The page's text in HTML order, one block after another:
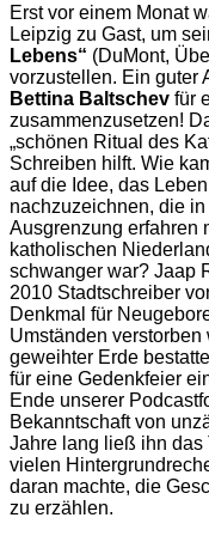
Erst vor einem Monat
Leipzig zu Gast, um
Lebens“ (DuMont,
vorzustellen. Ein guter
Bettina Baltschev für
zusammenzusetzen!
„schönen Ritual des
Schreiben hilft. Wie
auf die Idee, das
nachzuzeichnen, die
Ausgrenzung erfahren
katholischen
schwanger war? Jaap
2010 Stadtschreiber
Denkmal für
Umständen
geweihter Erde
für eine Gedenkfeier
Ende unserer
Bekanntschaft von
Jahre lang ließ ihn das
vielen
daran machte, die
zu erzählen.